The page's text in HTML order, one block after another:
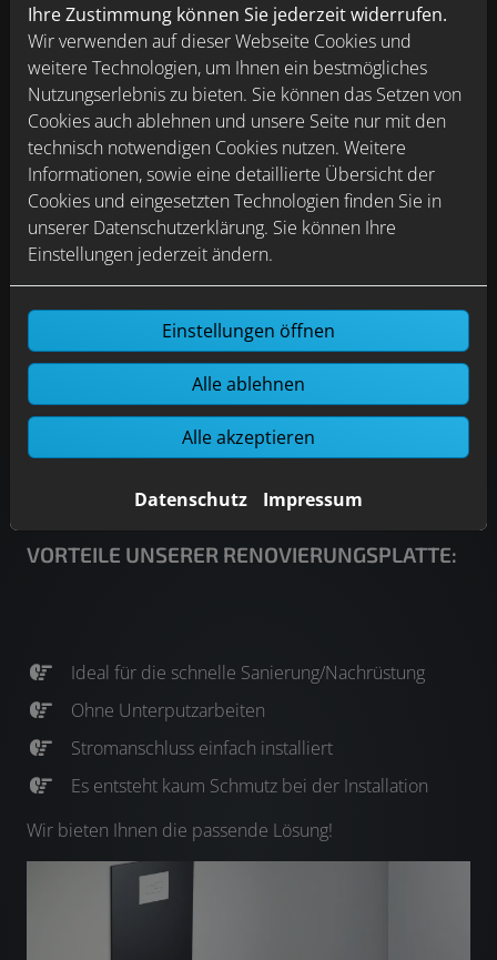
Das Dusch-WC für Deutschland
Als „Dusch-WC für Deutschland“ garantiert das
AQUAWASH von VIGOUR derby ein dauerhaftes
Frischegefühl und individuelle Hygiene für jedermann.
Nachrüstbar für jede Badsituation
VORTEILE UNSERER RENOVIERUNGSPLATTE:
Ideal für die schnelle Sanierung/Nachrüstung
Ohne Unterputzarbeiten
Stromanschluss einfach installiert
Es entsteht kaum Schmutz bei der Installation
Wir bieten Ihnen die passende Lösung!
Ihre Zustimmung können Sie jederzeit widerrufen.
Wir verwenden auf dieser Webseite Cookies und
weitere Technologien, um Ihnen ein bestmögliches
Nutzungserlebnis zu bieten. Sie können das Setzen von
Cookies auch ablehnen und unsere Seite nur mit den
technisch notwendigen Cookies nutzen. Weitere
Informationen, sowie eine detaillierte Übersicht der
Cookies und eingesetzten Technologien finden Sie in
unserer Datenschutzerklärung. Sie können Ihre
Einstellungen jederzeit ändern.
Einstellungen öffnen
Alle ablehnen
Alle akzeptieren
Datenschutz Impressum